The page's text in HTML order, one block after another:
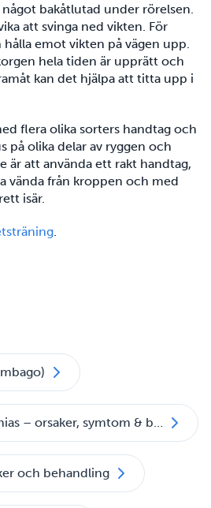
bakåtlutad under rörelsen.
att svinga ned vikten. För
emot vikten på vägen upp.
hela tiden är upprätt och
kan det hjälpa att titta upp i
flera olika sorters handtag och
på olika delar av ryggen och
är att använda ett rakt handtag,
vända från kroppen och med
isär.
och behandling